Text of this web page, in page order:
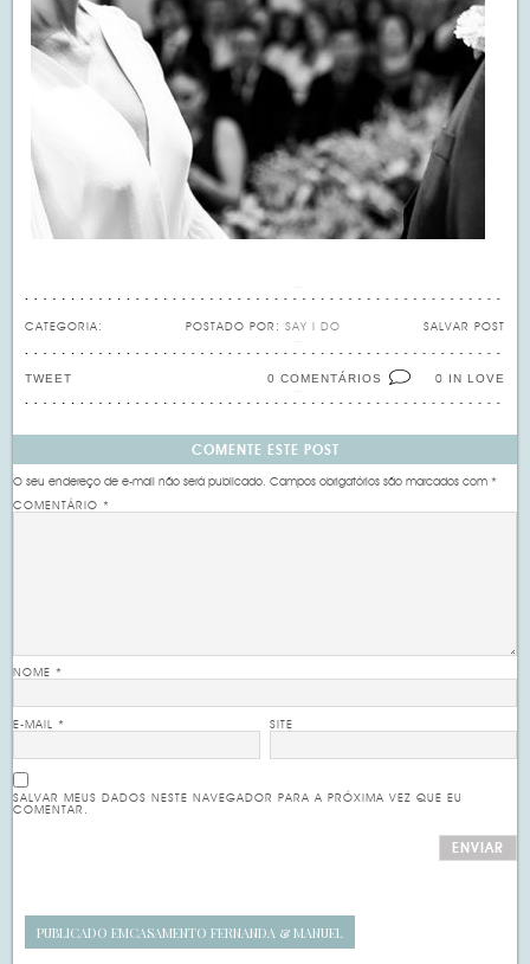
CATEGORIA: SALVAR POST
POSTADO POR: SAY I DO
0 IN LOVE
0 COMENTÁRIOS
TWEET
COMENTE ESTE POST
O seu endereço de e-mail não será publicado. Campos obrigatórios são marcados com*
COMENTÁRIO*
NOME*
E-MAIL* SITE
SALVAR MEUS DADOS NESTE NAVEGADOR PARA A PRÓXIMA VEZ QUE EU
COMENTAR.
PUBLICADO EMCASAMENTO FERNANDA & MANUEL